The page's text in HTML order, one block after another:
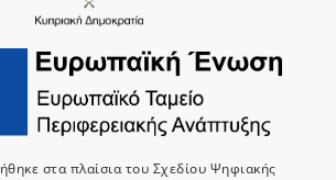
στα πλαίσια του Σχεδίου Ψηφιακής